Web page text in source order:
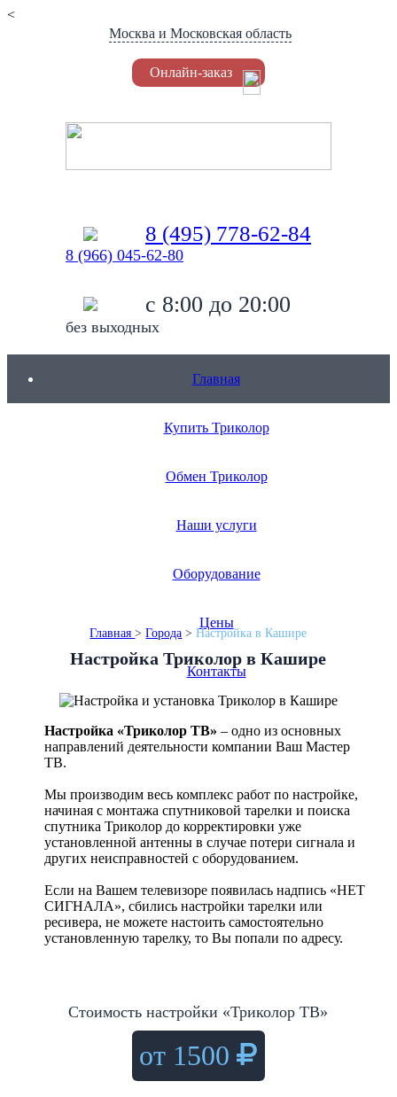
<
Москва и Московская область
Онлайн-заказ
8 (495) 778-62-84
8 (966) 045-62-80
c 8:00 до 20:00
без выходных
Главная
Купить Триколор
Обмен Триколор
Наши услуги
Оборудование
Цены
Контакты
Монтаж в день обращения
Бесплатный выезд
Главная>Города >Настройка в Кашире
Настройка Триколор в Кашире
Настройка «Триколор ТВ» – одно из основных
направлений деятельности компании Ваш Мастер
ТВ.
Мы производим весь комплекс работ по настройке,
начиная с монтажа спутниковой тарелки и поиска
спутника Триколор до корректировки уже
установленной антенны в случае потери сигнала и
других неисправностей с оборудованием.
Если на Вашем телевизоре появилась надпись «НЕТ
СИГНАЛА», сбились настройки тарелки или
ресивера, не можете настоить самостоятельно
установленную тарелку, то Вы попали по адресу.
Стоимость настройки «Триколор ТВ»
от 1500